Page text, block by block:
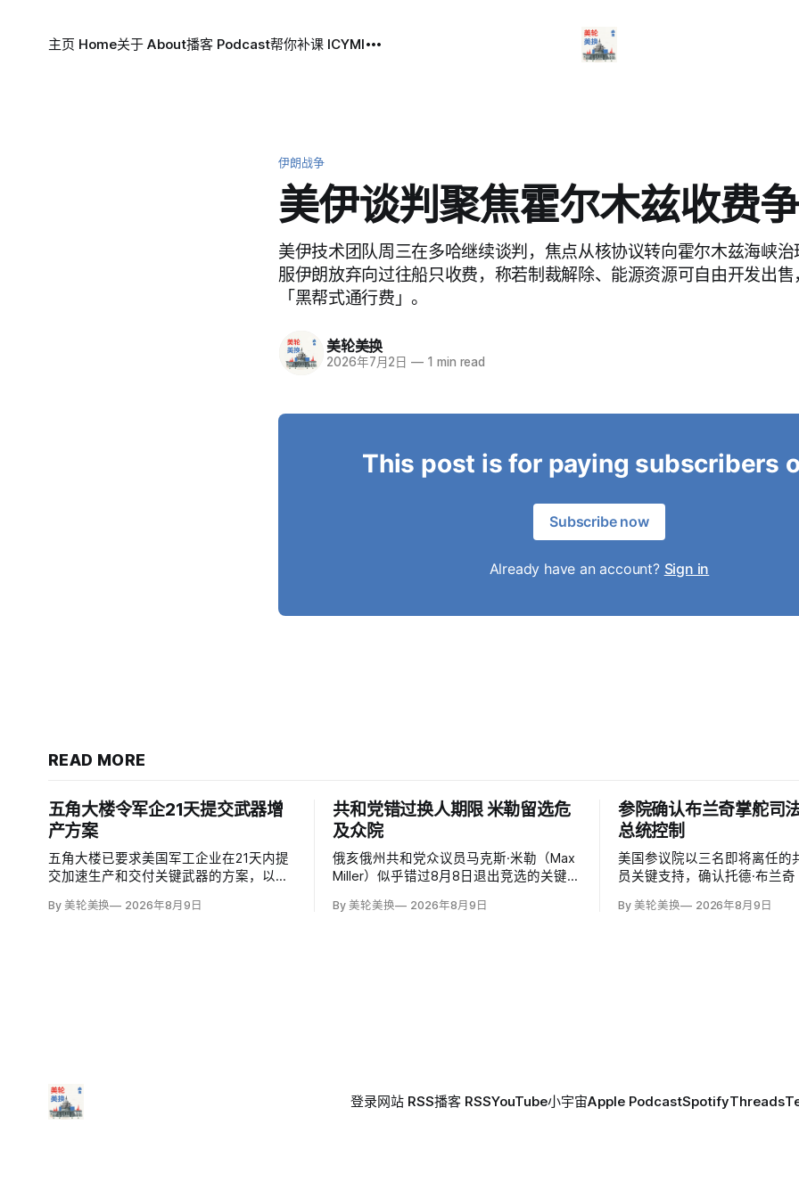
主页 Home关于 About播客 Podcast帮你补课 ICYMI
伊朗战争
美伊谈判聚焦霍尔木兹收费
美伊技术团队周三在多哈继续谈判，焦点从核协议转向霍尔木兹海峡
服伊朗放弃向过往船只收费，称若制裁解除、能源资源可自由开发出
「黑帮式通行费」。
美轮美换
2026年7月2日 — 1 min read
This post is for paying subscribers
Subscribe now
Already have an account? Sign in
READ MORE
五角大楼令军企21天提交武器增
产方案
五角大楼已要求美国军工企业在21天内提
交加速生产和交付关键武器的方案，以补
夫·范伯格（Steve Feinberg）在备忘录中
By 美轮美换 2026年8月9日
共和党错过换人期限 米勒留选危
及众院
俄亥俄州共和党众议员马克斯·米勒（Max
Miller）似乎错过8月8日退出竞选的关键
换候选人的最后实际机会。米勒被前妻艾
By 美轮美换 2026年8月9日
参院确认布兰奇掌舵司
总统控制
美国参议院以三名即将离任的
员关键支持，确认托德·布兰
这位特朗普前私人刑事辩护律
By 美轮美换 2026年8月9日
登录网站 RSS播客 RSSYouTube小宇宙Apple PodcastSpotifyThreads